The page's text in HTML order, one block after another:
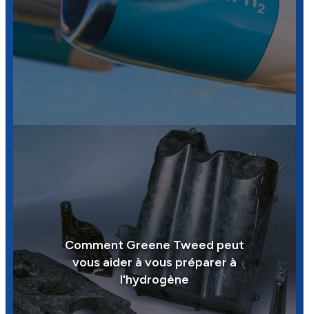
Comment Greene Tweed peut
vous aider à vous préparer à
l'hydrogène